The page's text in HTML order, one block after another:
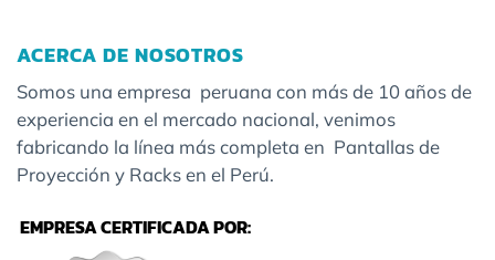
ACERCA DE NOSOTROS
Somos una empresa peruana con más de 10 años de
experiencia en el mercado nacional, venimos
fabricando la línea más completa en Pantallas de
Proyección y Racks en el Perú.
EMPRESA CERTIFICADA POR: